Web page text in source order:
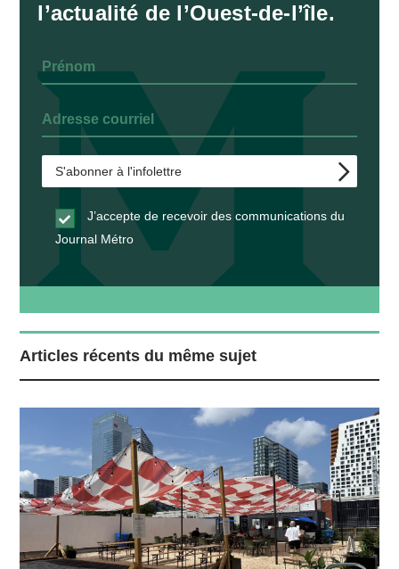
l’actualité de l’Ouest-de-l’île.
J’accepte de recevoir des communications du
Journal Métro
Articles récents du même sujet